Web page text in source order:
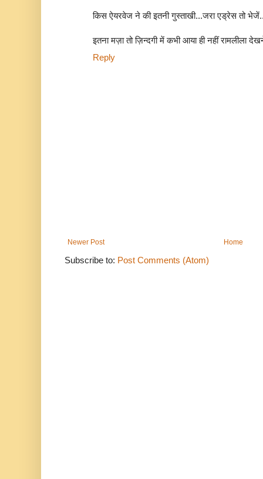
किस ऐयरवेज ने की इतनी गुस्ताखी...जरा एड्रेस तो
इतना मज़ा तो ज़िन्दगी में कभी आया ही नहीं रामलीला
Reply
Newer Post Home
Subscribe to: Post Comments (Atom)